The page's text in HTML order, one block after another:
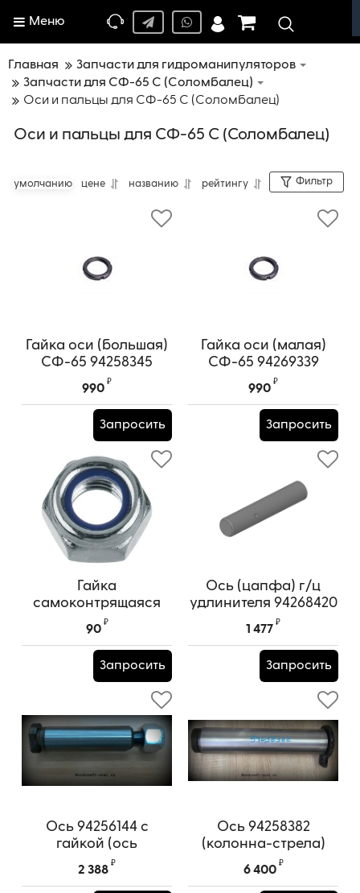
Меню
Главная
Запчасти для гидроманипуляторов
Запчасти для СФ-65 С (Соломбалец)
Оси и пальцы для СФ-65 С (Соломбалец)
Оси и пальцы для СФ-65 С (Соломбалец)
умолчанию цене названию рейтингу Фильтр
Гайка оси (большая)
СФ-65 94258345
990
₽
Запросить
Гайка оси (малая)
СФ-65 94269339
990
₽
Запросить
Гайка
самоконтрящаяся
М24
90
₽
Запросить
Ось (цапфа) г/ц
удлинителя 94268420
1 477
₽
Запросить
Ось 94256144 с
гайкой (ось
подвески ротатора
нижняя ф35)
2 388
₽
Ось 94258382
(колонна-стрела)
6 400
₽